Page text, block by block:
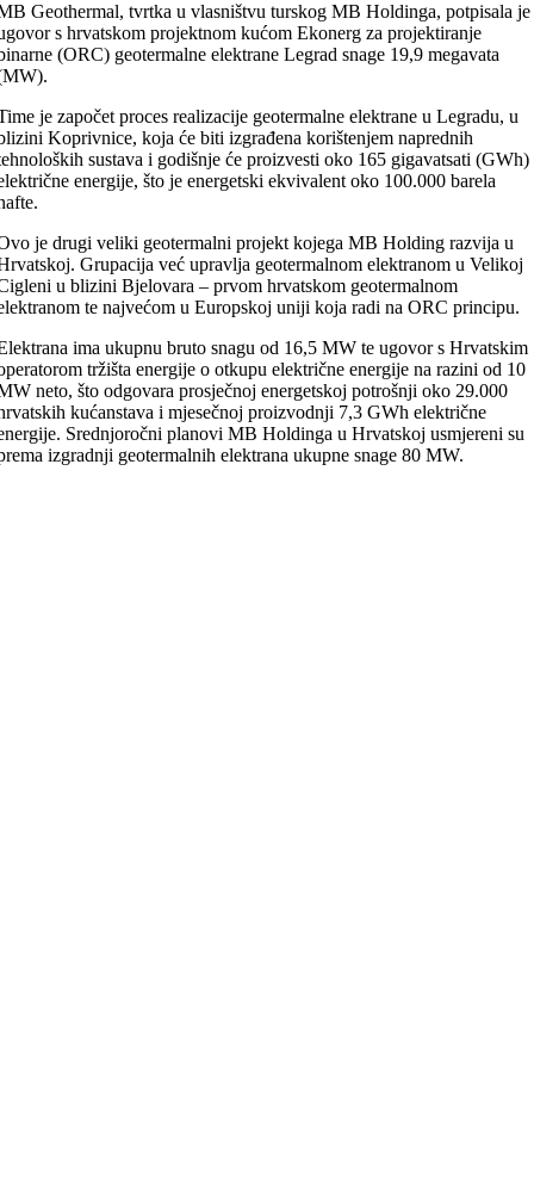
Geothermal, tvrtka u vlasništvu turskog MB Holdinga, potpisala je
s hrvatskom projektnom kućom Ekonerg za projektiranje
(ORC) geotermalne elektrane Legrad snage 19,9 megavata
je započet proces realizacije geotermalne elektrane u Legradu, u
Koprivnice, koja će biti izgrađena korištenjem naprednih
sustava i godišnje će proizvesti oko 165 gigavatsati (GWh)
energije, što je energetski ekvivalent oko 100.000 barela
je drugi veliki geotermalni projekt kojega MB Holding razvija u
Grupacija već upravlja geotermalnom elektranom u Velikoj
u blizini Bjelovara – prvom hrvatskom geotermalnom
te najvećom u Europskoj uniji koja radi na ORC principu.
ima ukupnu bruto snagu od 16,5 MW te ugovor s Hrvatskim
tržišta energije o otkupu električne energije na razini od 10
neto, što odgovara prosječnoj energetskoj potrošnji oko 29.000
kućanstava i mjesečnoj proizvodnji 7,3 GWh električne
Srednjoročni planovi MB Holdinga u Hrvatskoj usmjereni su
izgradnji geotermalnih elektrana ukupne snage 80 MW.